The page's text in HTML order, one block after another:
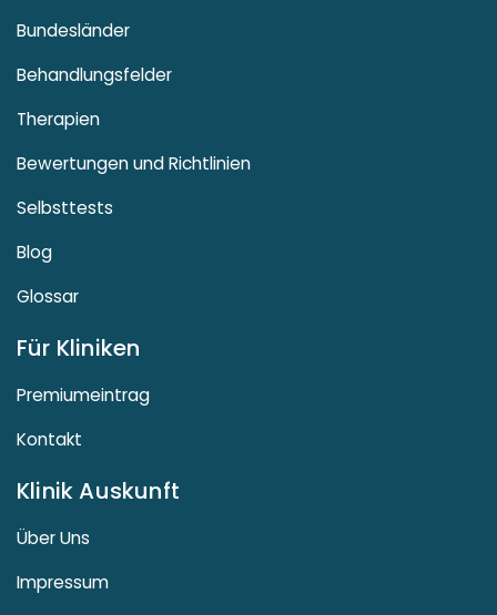
Bundesländer
Behandlungsfelder
Therapien
Bewertungen und Richtlinien
Selbsttests
Blog
Glossar
Für Kliniken
Premiumeintrag
Kontakt
Klinik Auskunft
Über Uns
Impressum